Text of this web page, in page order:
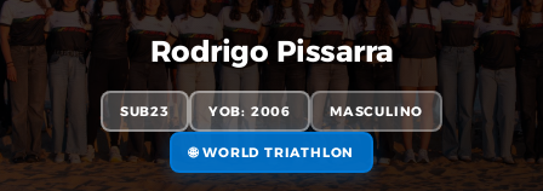
Rodrigo Pissarra
SUB23 YOB: 2006 MASCULINO
🌐 WORLD TRIATHLON